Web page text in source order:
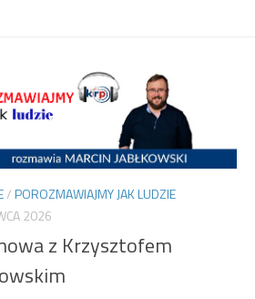
/POROZMAWIAJMY JAK LUDZIE
2026
z Krzysztofem